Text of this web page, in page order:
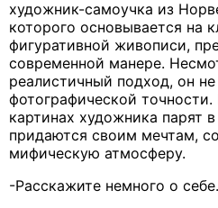
художник-самоучка из
которого основывается на
фигуративной живописи,
современной манере.
реалистичный подход, он
фотографической
картинах художника парят
придаются своим мечтам,
мифическую атмосферу.
-Расскажите немного о себе.